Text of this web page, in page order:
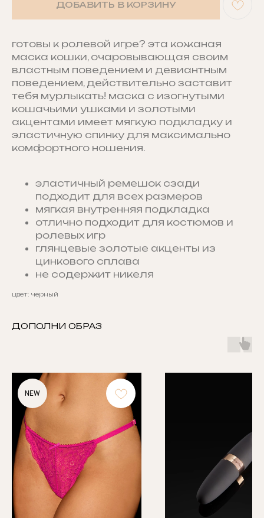
ДОБАВИТЬ В КОРЗИНУ
готовы к ролевой игре? эта кожаная
маска кошки, очаровывающая своим
властным поведением и девиантным
поведением, действительно заставит
тебя мурлыкать! маска с изогнутыми
кошачьими ушками и золотыми
акцентами имеет мягкую подкладку и
эластичную спинку для максимально
комфортного ношения.
эластичный ремешок сзади
подходит для всех размеров
мягкая внутренняя подкладка
отлично подходит для костюмов и
ролевых игр
глянцевые золотые акценты из
цинкового сплава
не содержит никеля
цвет: черный
ДОПОЛНИ ОБРАЗ
NEW